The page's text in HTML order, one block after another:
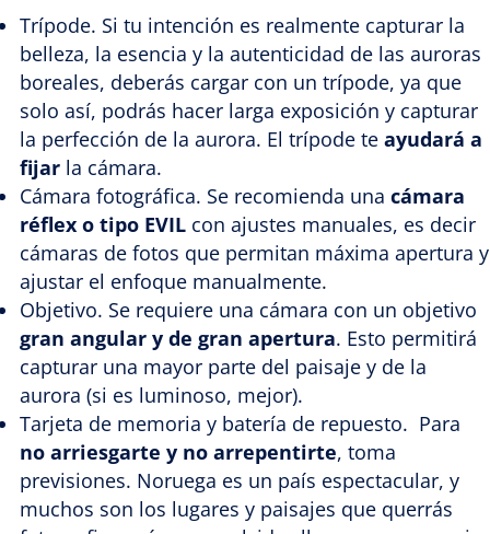
Trípode. Si tu intención es realmente capturar la
belleza, la esencia y la autenticidad de las auroras
boreales, deberás cargar con un trípode, ya que
solo así, podrás hacer larga exposición y capturar
la perfección de la aurora. El trípode te ayudará a
fijar la cámara.
Cámara fotográfica. Se recomienda una cámara
réflex o tipo EVIL con ajustes manuales, es decir
cámaras de fotos que permitan máxima apertura y
ajustar el enfoque manualmente.
Objetivo. Se requiere una cámara con un objetivo
gran angular y de gran apertura. Esto permitirá
capturar una mayor parte del paisaje y de la
aurora (si es luminoso, mejor).
Tarjeta de memoria y batería de repuesto. Para
no arriesgarte y no arrepentirte, toma
previsiones. Noruega es un país espectacular, y
muchos son los lugares y paisajes que querrás